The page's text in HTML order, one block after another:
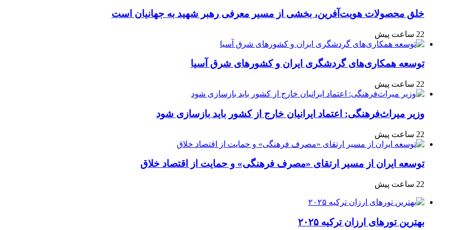
خلق محصولات هویت‌آفرین، بخشی از مسیر معرفی رهبر شهید به جهانیان است
22 ساعت پیش
توسعه همکاری‌های گردشگری ایران و کشورهای شرق آسیا
22 ساعت پیش
وزیر میراث‌فرهنگی: اعتماد ایرانیان خارج از کشور باید بازسازی شود
22 ساعت پیش
توسعه ایران از مسیر ارتقای «مصرف فرهنگی» و حمایت از اقتصاد خلاق
22 ساعت پیش
بهترین تورهای ارزان ترکیه ۲۰۲۵